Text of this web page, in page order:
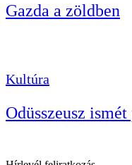
Gazda a zöldben
Kultúra
Odüsszeusz